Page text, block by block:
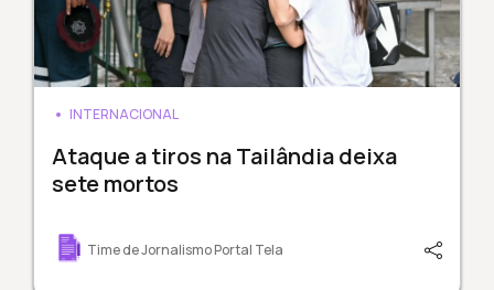
INTERNACIONAL
Ataque a tiros na Tailândia deixa
sete mortos
Time de Jornalismo Portal Tela